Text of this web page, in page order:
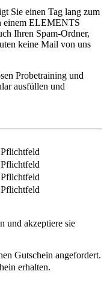
Sie einen Tag lang zum
einem ELEMENTS
Ihren Spam-Ordner,
keine Mail von uns
Probetraining und
ausfüllen und
und akzeptiere sie
Gutschein angefordert.
erhalten.